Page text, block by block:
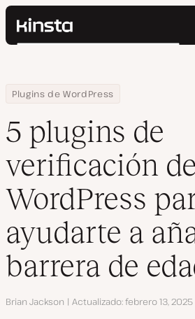
Kinsta®
Precios
Contacto
Buscar
Home
Centro de Recursos
Blog
Plugins de WordPress
5 plugins de verificación de edad de
5 plugins de
verificación
WordPress
ayudarte a
barrera de
Autor
Brian Jackson Actualizado febrero 13, 2025